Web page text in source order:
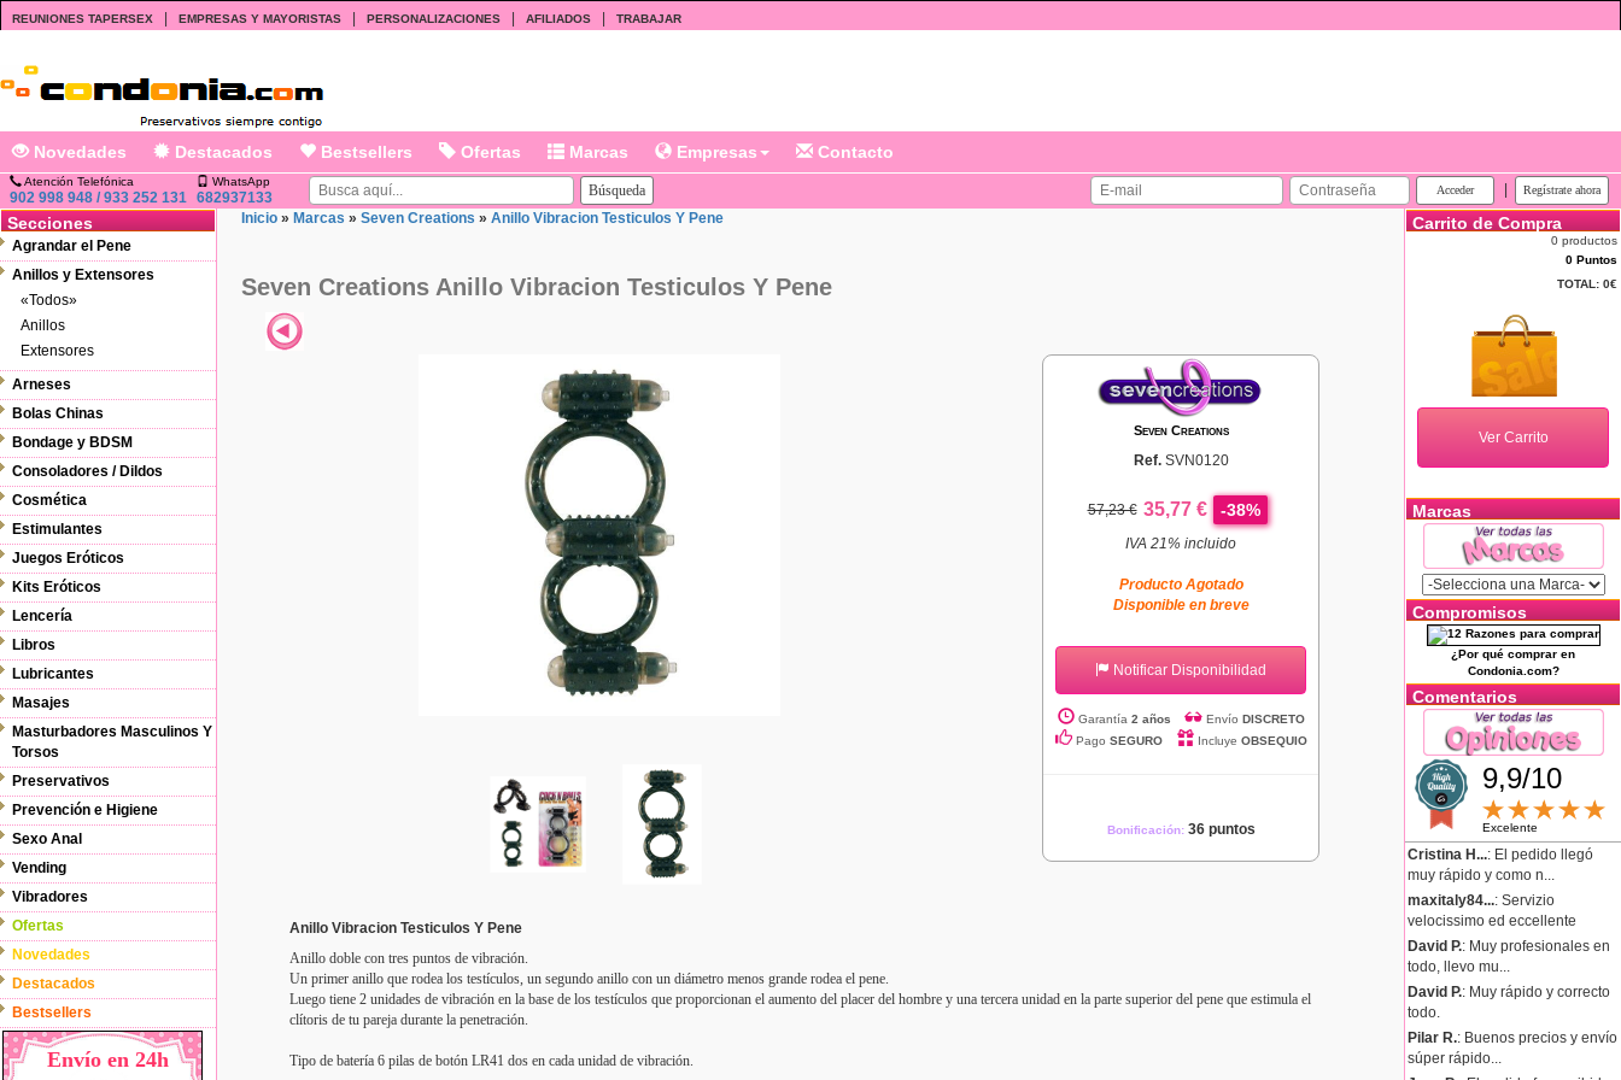
REUNIONES TAPERSEX EMPRESAS Y MAYORISTAS PERSONALIZACIONES AFILIADOS TRABAJAR
Novedades Destacados Bestsellers Ofertas Marcas Empresas Contacto
Atención Telefónica
902 998 948 / 933 252 131
WhatsApp
682937133
Secciones
Agrandar el Pene
Anillos y Extensores
«Todos»
Anillos
Extensores
Arneses
Bolas Chinas
Bondage y BDSM
Consoladores / Dildos
Cosmética
Estimulantes
Juegos Eróticos
Kits Eróticos
Lencería
Libros
Lubricantes
Masajes
Masturbadores Masculinos Y
Torsos
Preservativos
Prevención e Higiene
Sexo Anal
Vending
Vibradores
Ofertas
Novedades
Destacados
Bestsellers
Envío en 24h
Inicio » Marcas » Seven Creations » Anillo Vibracion Testiculos Y Pene
Seven Creations Anillo Vibracion Testiculos Y Pene
Seven Creations
Ref. SVN0120
57,23 € 35,77 € -38%
IVA 21% incluido
Producto Agotado
Disponible en breve
Notificar Disponibilidad
Garantía 2 años Envío DISCRETO
Pago SEGURO Incluye OBSEQUIO
Bonificación: 36 puntos
Anillo Vibracion Testiculos Y Pene
Anillo doble con tres puntos de vibración.
Un primer anillo que rodea los testículos, un segundo anillo con un diámetro menos grande rodea el pene.
Luego tiene 2 unidades de vibración en la base de los testículos que proporcionan el aumento del placer del hombre y una tercera unidad en la parte superior del pene que estimula el
clítoris de tu pareja durante la penetración.
Tipo de batería 6 pilas de botón LR41 dos en cada unidad de vibración.
Carrito de Compra
0 productos
0 Puntos
TOTAL: 0€
Marcas
Compromisos
¿Por qué comprar en
Condonia.com?
Comentarios
9,9/10
Excelente
Cristina H...: El pedido llegó
muy rápido y como n...
maxitaly84...: Servizio
velocissimo ed eccellente
David P.: Muy profesionales en
todo, llevo mu...
David P.: Muy rápido y correcto
todo.
Pilar R.: Buenos precios y envío
súper rápido...